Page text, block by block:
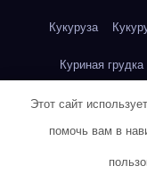
Кукуруза
Куриная грудка
Куриная грудка
Этот сайт
помочь вам в